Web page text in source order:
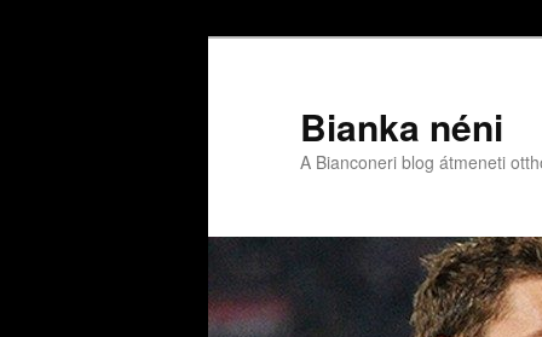
Bianka néni
A Bianconeri blog átmeneti